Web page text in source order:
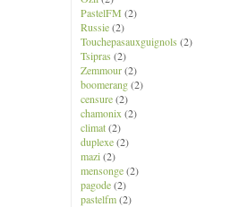
PastelFM (2)
Russie(2)
Touchepasauxguignols (2)
Tsipras (2)
Zemmour(2)
boomerang(2)
censure(2)
chamonix (2)
climat(2)
duplexe(2)
mazi(2)
mensonge(2)
pagode(2)
pastelfm(2)